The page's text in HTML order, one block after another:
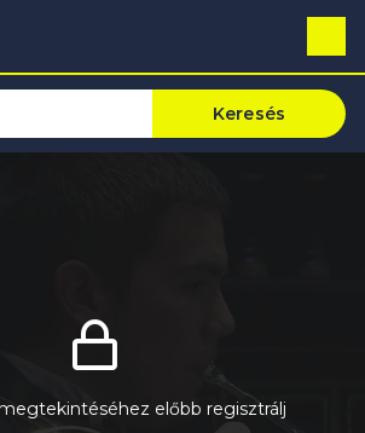
Keresés
előbb regisztrálj